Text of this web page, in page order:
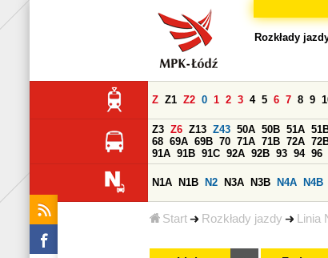
Start Rozkłady jazdy Linia
Rozkłady
Z Z1 Z2 0 1 2 3 4 5 6 7 8 9
Z3 Z6 Z13 Z43 50A 50B 51A
68 69A 69B 70 71A 71B 72A
91A 91B 91C 92A 92B 93 94 96
N1A N1B N2 N3A N3B N4A N4B